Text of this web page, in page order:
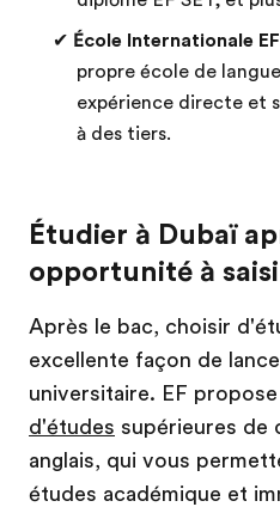
✔ École Internationale
propre école de
expérience directe et
à des tiers.
Étudier à Dubaï
opportunité à
Après le bac, choisir
excellente façon de
universitaire. EF
d'études supérieures de
anglais, qui vous
études académique et